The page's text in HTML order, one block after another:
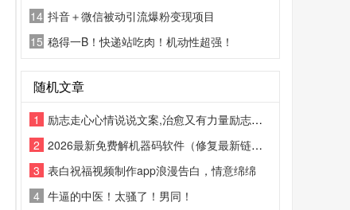
14 抖音＋微信被动引流爆粉变现项目
15 稳得一B！快递站吃肉！机动性超强！
随机文章
1
励志走心心情说说文案,治愈又有力量励志说说
2 2026最新免费解机器码软件（修复最新链接地址）
3 表白祝福视频制作app浪漫告白，情意绵绵
4 牛逼的中医！太骚了！男同！